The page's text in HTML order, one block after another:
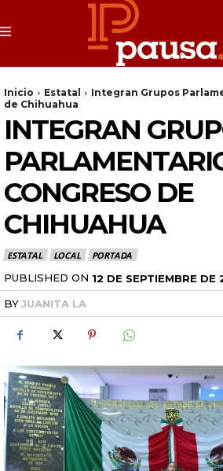
Inicio Estatal
Integran Grupos
de Chihuahua
INTEGRAN
CONGRESO DE
CHIHUAHUA
ESTATAL LOCAL PORTADA
PUBLISHED ON 12 DE SEPTIEMBRE DE
BYJUANITA LA